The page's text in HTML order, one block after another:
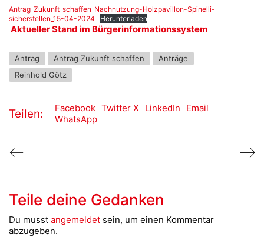
Antrag_Zukunft_schaffen_Nachnutzung-Holzpavillon-Spinelli-
sicherstellen_15-04-2024
Herunterladen
Aktueller Stand im Bürgerinformationssystem
Antrag Antrag Zukunft schaffen
Anträge
Reinhold Götz
Teilen: Facebook Twitter X LinkedIn
Email
WhatsApp
Teile deine Gedanken
Du musst angemeldet sein, um einen Kommentar
abzugeben.